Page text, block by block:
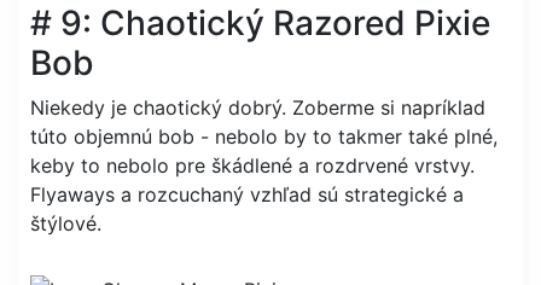
# 9: Chaotický Razored Pixie
Bob
Niekedy je chaotický dobrý. Zoberme si napríklad
túto objemnú bob - nebolo by to takmer také plné,
keby to nebolo pre škádlené a rozdrvené vrstvy.
Flyaways a rozcuchaný vzhľad sú strategické a
štýlové.